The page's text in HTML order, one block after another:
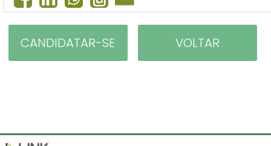
CANDIDATAR-SE VOLTAR